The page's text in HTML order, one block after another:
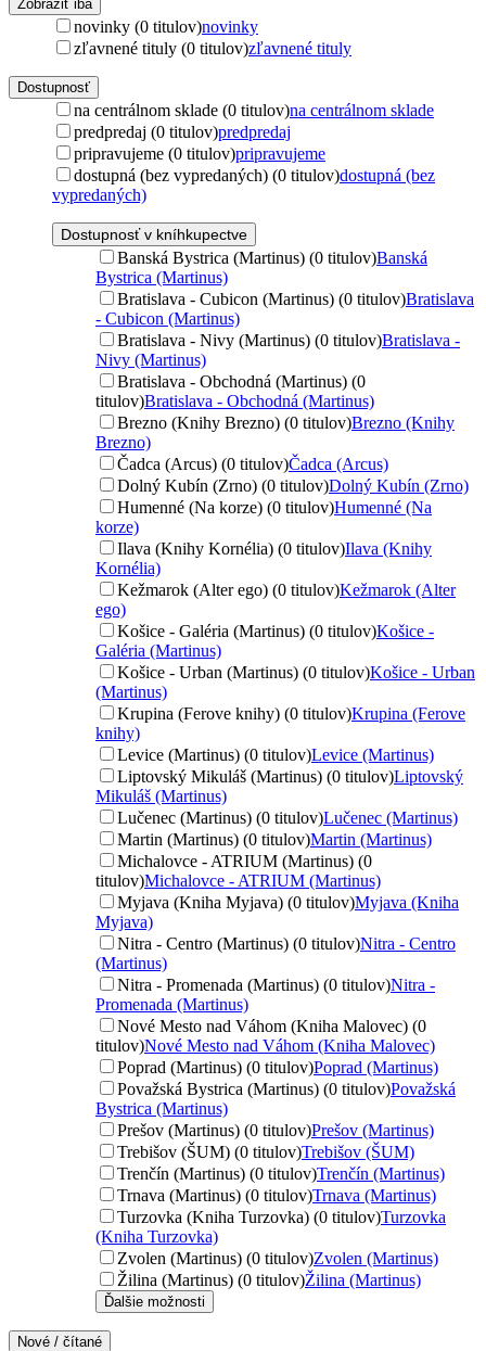
Zobraziť iba
novinky (0 titulov)novinky
zľavnené tituly (0 titulov)zľavnené tituly
Dostupnosť
na centrálnom sklade (0 titulov)na centrálnom sklade
predpredaj (0 titulov)predpredaj
pripravujeme (0 titulov)pripravujeme
dostupná (bez vypredaných) (0 titulov)dostupná (bez
vypredaných)
Dostupnosť v kníhkupectve
Banská Bystrica (Martinus) (0 titulov)Banská
Bystrica (Martinus)
Bratislava - Cubicon (Martinus) (0 titulov)Bratislava
- Cubicon (Martinus)
Bratislava - Nivy (Martinus) (0 titulov)Bratislava -
Nivy (Martinus)
Bratislava - Obchodná (Martinus) (0
titulov)Bratislava - Obchodná (Martinus)
Brezno (Knihy Brezno) (0 titulov)Brezno (Knihy
Brezno)
Čadca (Arcus) (0 titulov)Čadca (Arcus)
Dolný Kubín (Zrno) (0 titulov)Dolný Kubín (Zrno)
Humenné (Na korze) (0 titulov)Humenné (Na
korze)
Ilava (Knihy Kornélia) (0 titulov)Ilava (Knihy
Kornélia)
Kežmarok (Alter ego) (0 titulov)Kežmarok (Alter
ego)
Košice - Galéria (Martinus) (0 titulov)Košice -
Galéria (Martinus)
Košice - Urban (Martinus) (0 titulov)Košice - Urban
(Martinus)
Krupina (Ferove knihy) (0 titulov)Krupina (Ferove
knihy)
Levice (Martinus) (0 titulov)Levice (Martinus)
Liptovský Mikuláš (Martinus) (0 titulov)Liptovský
Mikuláš (Martinus)
Lučenec (Martinus) (0 titulov)Lučenec (Martinus)
Martin (Martinus) (0 titulov)Martin (Martinus)
Michalovce - ATRIUM (Martinus) (0
titulov)Michalovce - ATRIUM (Martinus)
Myjava (Kniha Myjava) (0 titulov)Myjava (Kniha
Myjava)
Nitra - Centro (Martinus) (0 titulov)Nitra - Centro
(Martinus)
Nitra - Promenada (Martinus) (0 titulov)Nitra -
Promenada (Martinus)
Nové Mesto nad Váhom (Kniha Malovec) (0
titulov)Nové Mesto nad Váhom (Kniha Malovec)
Poprad (Martinus) (0 titulov)Poprad (Martinus)
Považská Bystrica (Martinus) (0 titulov)Považská
Bystrica (Martinus)
Prešov (Martinus) (0 titulov)Prešov (Martinus)
Trebišov (ŠUM) (0 titulov)Trebišov (ŠUM)
Trenčín (Martinus) (0 titulov)Trenčín (Martinus)
Trnava (Martinus) (0 titulov)Trnava (Martinus)
Turzovka (Kniha Turzovka) (0 titulov)Turzovka
(Kniha Turzovka)
Zvolen (Martinus) (0 titulov)Zvolen (Martinus)
Žilina (Martinus) (0 titulov)Žilina (Martinus)
Ďalšie možnosti
Nové / čítané